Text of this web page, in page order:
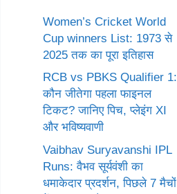
Women’s Cricket World
Cup winners List: 1973 से
2025 तक का पूरा इतिहास
RCB vs PBKS Qualifier 1:
कौन जीतेगा पहला फाइनल
टिकट? जानिए पिच, प्लेइंग XI
और भविष्यवाणी
Vaibhav Suryavanshi IPL
Runs: वैभव सूर्यवंशी का
धमाकेदार प्रदर्शन, पिछले 7 मैचों